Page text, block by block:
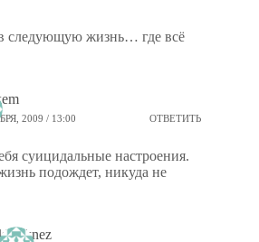
следующую жизнь… где всё
2009 / 13:00 ОТВЕТИТЬ
суицидальные настроения.
подождет, никуда не